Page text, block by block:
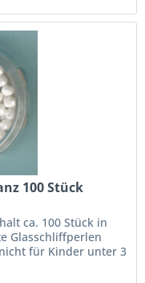
100 Stück
ca. 100 Stück in
Glasschliffperlen
für Kinder unter 3